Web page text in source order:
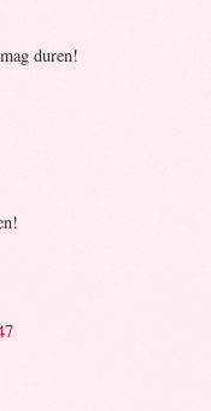
duren!